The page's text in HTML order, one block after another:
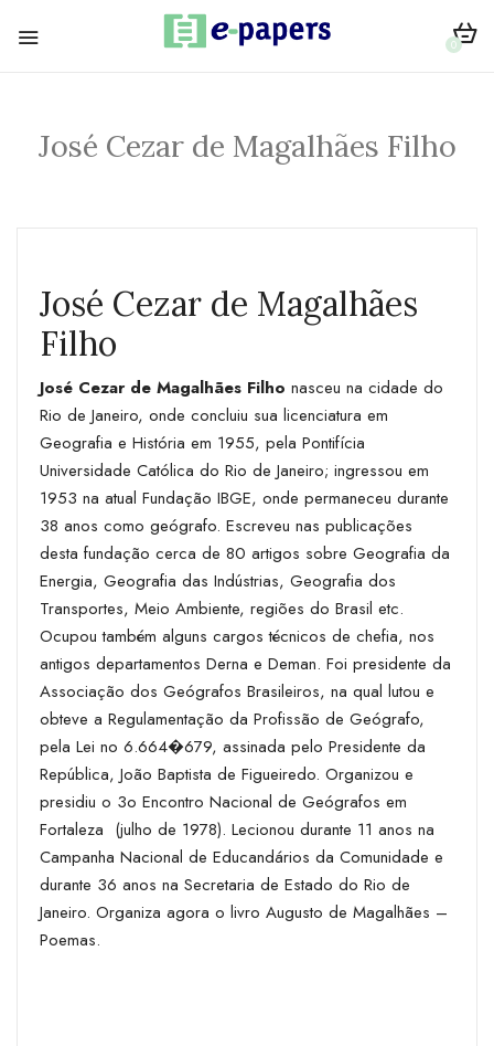
0
José Cezar de Magalhães Filho
José Cezar de Magalhães
Filho
José Cezar de Magalhães Filho nasceu na cidade do
Rio de Janeiro, onde concluiu sua licenciatura em
Geografia e História em 1955, pela Pontifícia
Universidade Católica do Rio de Janeiro; ingressou em
1953 na atual Fundação IBGE, onde permaneceu durante
38 anos como geógrafo. Escreveu nas publicações
desta fundação cerca de 80 artigos sobre Geografia da
Energia, Geografia das Indústrias, Geografia dos
Transportes, Meio Ambiente, regiões do Brasil etc.
Ocupou também alguns cargos técnicos de chefia, nos
antigos departamentos Derna e Deman. Foi presidente da
Associação dos Geógrafos Brasileiros, na qual lutou e
obteve a Re­gulamentação da Profissão de Geógrafo,
pela Lei no 6.664�679, assinada pelo Presidente da
República, João Baptista de Figueiredo. Organizou e
presidiu o 3o Encontro Nacional de Geógrafos em
Fortaleza ­ (julho de 1978). Lecionou durante 11 anos na
Campanha Nacional de Educandários da Comunidade e
durante 36 anos na Secretaria de Estado do Rio de
Janeiro. Organiza agora o livro Augusto de Magalhães –
Poemas.